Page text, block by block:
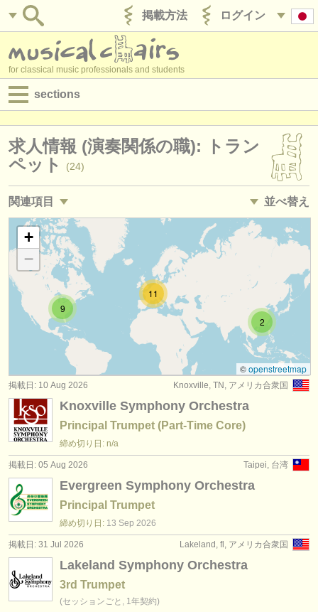
ログイン
掲載方法
for classical music professionals and students
sections
求人情報 (演奏関係の職)
求人情報 (教育関連の職)
求人情報 (管理者関連の職)
degree courses
講習会
コンクール
楽器の販売
盗まれた楽器
ディレクトリー:
オーケストラ
音楽学校
ユース オーケストラ
musicalchairs:
musicalchairsについて
お問い合わせ
rss feeds
求人情報 (演奏関係の職): トラン
ペット
(24)
関連項目 並べ替え
求人情報 (教育関連の職): トランペット
講習会: トランペット (7)
講習会: ツィンク
講習会: cornet
degree courses: トランペット (10)
degree courses: ツィンク
degree courses: natural trumpet (1)
degree courses: cornet
コンクール: トランペット (5)
楽器の販売: トランペット
盗まれた楽器: トランペット
• 掲載日
•
2
11
9
+
−
©openstreetmap
Knoxville, TN, アメリカ合衆国
掲載日: 10 Aug 2026
Knoxville Symphony Orchestra
Principal Trumpet (Part-Time Core)
締め切り日: n/a
Taipei, 台湾
掲載日: 05 Aug 2026
Evergreen Symphony Orchestra
Principal Trumpet
締め切り日: 13 Sep 2026
Lakeland, fl, アメリカ合衆国
掲載日: 31 Jul 2026
Lakeland Symphony Orchestra
3rd Trumpet
(セッションごと, 1年契約)